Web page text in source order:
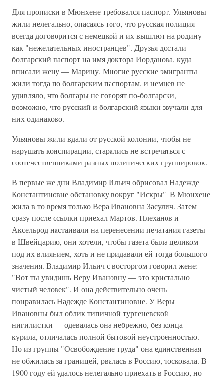
Для прописки в Мюнхене требовался паспорт. Ульяновы
жили нелегально, опасаясь того, что русская полиция
всегда договорится с немецкой и их вышлют на родину
как "нежелательных иностранцев". Друзья достали
болгарский паспорт на имя доктора Иорданова, куда
вписали жену — Марицу. Многие русские эмигранты
жили тогда по болгарским паспортам, и немцев не
удивляло, что болгары не говорят по-болгарски,
возможно, что русский и болгарский языки звучали для
них одинаково.
Ульяновы жили вдали от русской колонии, чтобы не
нарушать конспирации, старались не встречаться с
соотечественниками разных политических группировок.
В первые же дни Владимир Ильич обрисовал Надежде
Константиновне обстановку вокруг "Искры". В Мюнхене
жила в то время только Вера Ивановна Засулич. Затем
сразу после ссылки приехал Мартов. Плеханов и
Аксельрод настаивали на перенесении печатания газеты
в Швейцарию, они хотели, чтобы газета была целиком
под их влиянием, хоть и не придавали ей тогда большого
значения. Владимир Ильич с восторгом говорил жене:
"Вот ты увидишь Веру Ивановну — это кристально
чистый человек". И она действительно очень
понравилась Надежде Константиновне. У Веры
Ивановны был облик типичной тургеневской
нигилистки — одевалась она небрежно, без конца
курила, отличалась полной бытовой неустроенностью.
Но из группы "Освобождение труда" она единственная
не обжилась за границей, рвалась в Россию, тосковала. В
1900 году ей удалось нелегально приехать в Россию, но